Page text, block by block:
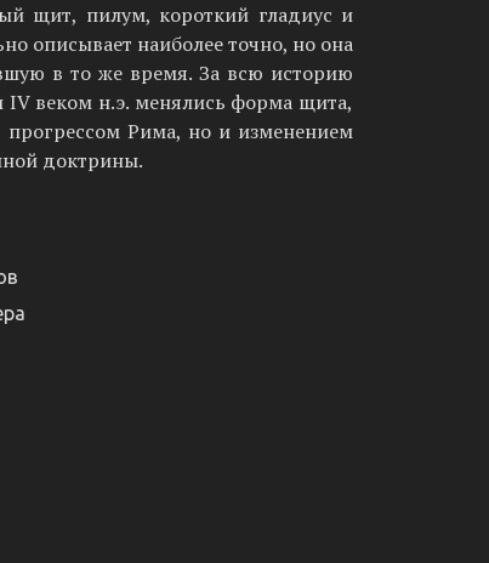
щит, пилум, короткий гладиус и
описывает наиболее точно, но она
в то же время. За всю историю
IV веком н.э. менялись форма щита,
прогрессом Рима, но и изменением
доктрины.